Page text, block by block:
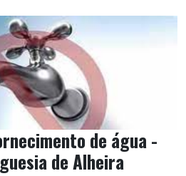
de água -
de Alheira